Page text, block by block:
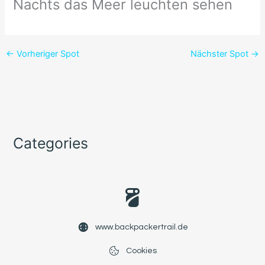
Nachts das Meer leuchten sehen
← Vorheriger Spot Nächster Spot →
Categories
www.backpackertrail.de
Cookies